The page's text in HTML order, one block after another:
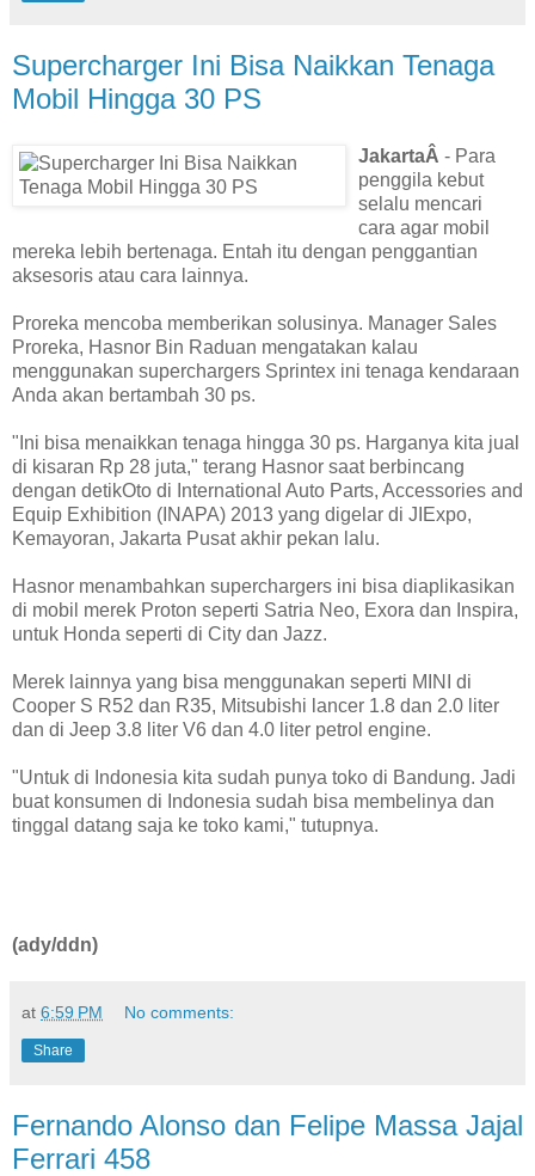
Supercharger Ini Bisa Naikkan Tenaga
Mobil Hingga 30 PS
JakartaÂ - Para
penggila kebut
selalu mencari
cara agar mobil
mereka lebih bertenaga. Entah itu dengan penggantian
aksesoris atau cara lainnya.
Proreka mencoba memberikan solusinya. Manager Sales
Proreka, Hasnor Bin Raduan mengatakan kalau
menggunakan superchargers Sprintex ini tenaga kendaraan
Anda akan bertambah 30 ps.
"Ini bisa menaikkan tenaga hingga 30 ps. Harganya kita jual
di kisaran Rp 28 juta," terang Hasnor saat berbincang
dengan detikOto di International Auto Parts, Accessories and
Equip Exhibition (INAPA) 2013 yang digelar di JIExpo,
Kemayoran, Jakarta Pusat akhir pekan lalu.
Hasnor menambahkan superchargers ini bisa diaplikasikan
di mobil merek Proton seperti Satria Neo, Exora dan Inspira,
untuk Honda seperti di City dan Jazz.
Merek lainnya yang bisa menggunakan seperti MINI di
Cooper S R52 dan R35, Mitsubishi lancer 1.8 dan 2.0 liter
dan di Jeep 3.8 liter V6 dan 4.0 liter petrol engine.
"Untuk di Indonesia kita sudah punya toko di Bandung. Jadi
buat konsumen di Indonesia sudah bisa membelinya dan
tinggal datang saja ke toko kami," tutupnya.
(ady/ddn)
at 6:59 PM No comments:
Share
Fernando Alonso dan Felipe Massa Jajal
Ferrari 458